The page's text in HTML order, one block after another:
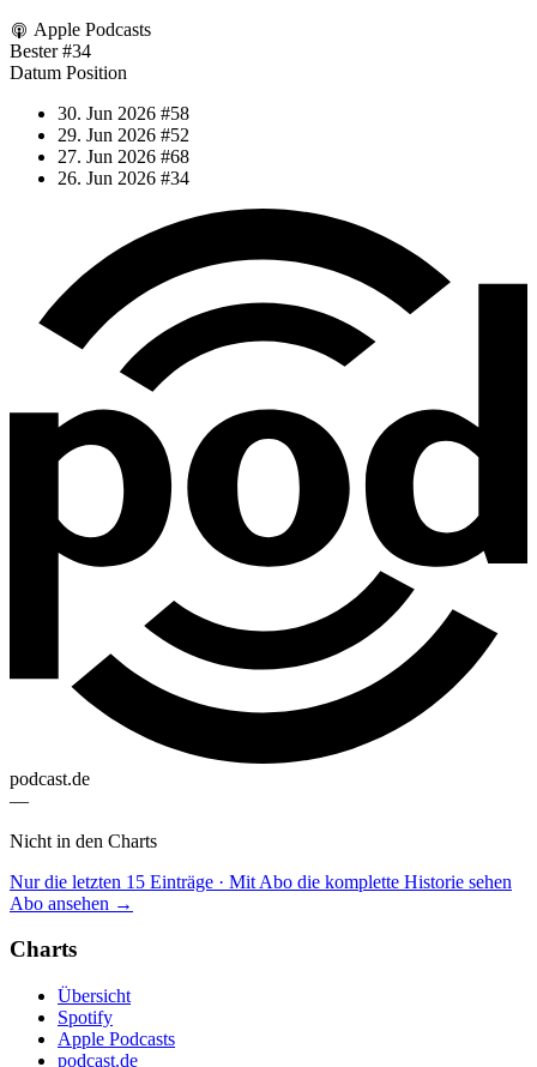
Apple Podcasts
Bester #34
Datum Position
30. Jun 2026 #58
29. Jun 2026 #52
27. Jun 2026 #68
26. Jun 2026 #34
podcast.de
—
Nicht in den Charts
Nur die letzten 15 Einträge · Mit Abo die komplette Historie sehen
Abo ansehen →
Charts
Übersicht
Spotify
Apple Podcasts
podcast.de